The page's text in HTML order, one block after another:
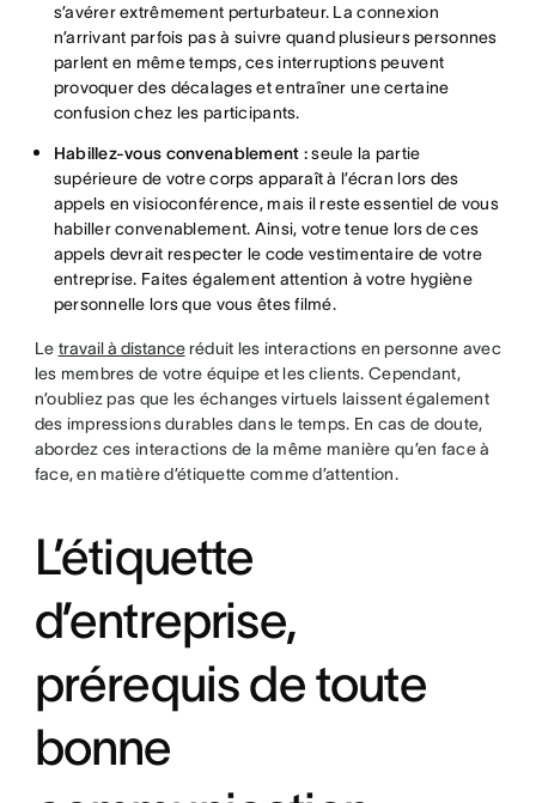
s’avérer extrêmement perturbateur. La connexion
n’arrivant parfois pas à suivre quand plusieurs personnes
parlent en même temps, ces interruptions peuvent
provoquer des décalages et entraîner une certaine
confusion chez les participants.
Habillez-vous convenablement :seule la partie
supérieure de votre corps apparaît à l’écran lors des
appels en visioconférence, mais il reste essentiel de vous
habiller convenablement. Ainsi, votre tenue lors de ces
appels devrait respecter le code vestimentaire de votre
entreprise. Faites également attention à votre hygiène
personnelle lors que vous êtes filmé.
Le travail à distanceréduit les interactions en personne avec
les membres de votre équipe et les clients. Cependant,
n’oubliez pas que les échanges virtuels laissent également
des impressions durables dans le temps. En cas de doute,
abordez ces interactions de la même manière qu’en face à
face, en matière d’étiquette comme d’attention.
L’étiquette
d’entreprise,
prérequis de toute
bonne